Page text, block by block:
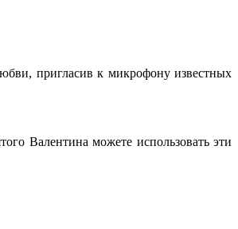
пригласив к микрофону известных
Валентина можете использовать эти